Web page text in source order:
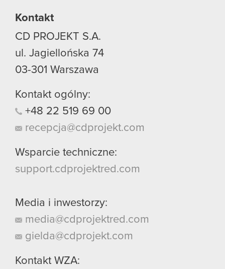
Kontakt
CD PROJEKT S.A.
ul. Jagiellońska 74
03-301 Warszawa
Kontakt ogólny:
+48 22 519 69 00
recepcja@cdprojekt.com
Wsparcie techniczne:
support.cdprojektred.com
Media i inwestorzy:
media@cdprojektred.com
gielda@cdprojekt.com
Kontakt WZA: